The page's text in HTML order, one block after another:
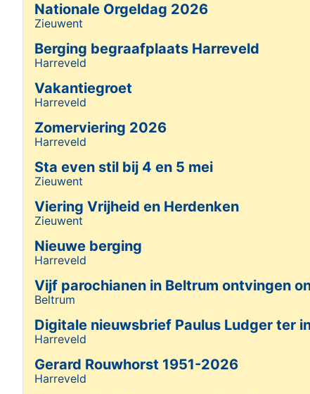
Nationale Orgeldag 2026
Details
Zieuwent
Berging begraafplaats Harreveld
Details
Harreveld
Vakantiegroet
Details
Harreveld
Zomerviering 2026
Details
Harreveld
Sta even stil bij 4 en 5 mei
Details
Zieuwent
Viering Vrijheid en Herdenken
Details
Zieuwent
Nieuwe berging
Details
Harreveld
Vijf parochianen in Beltrum ontvingen
Details
Beltrum
Digitale nieuwsbrief Paulus Ludger ter
Details
Harreveld
Gerard Rouwhorst 1951-2026
Details
Harreveld